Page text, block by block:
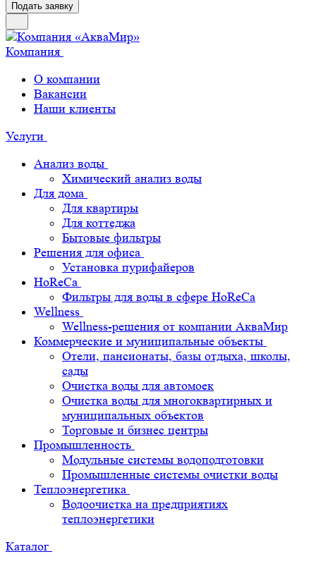
Подать заявку
Компания
О компании
Вакансии
Наши клиенты
Услуги
Анализ воды
Химический анализ воды
Для дома
Для квартиры
Для коттеджа
Бытовые фильтры
Решения для офиса
Установка пурифайеров
HoReCa
Фильтры для воды в сфере HoReCa
Wellness
Wellness-решения от компании АкваМир
Коммерческие и муниципальные объекты
Отели, пансионаты, базы отдыха, школы,
сады
Очистка воды для автомоек
Очистка воды для многоквартирных и
муниципальных объектов
Торговые и бизнес центры
Промышленность
Модульные системы водоподготовки
Промышленные системы очистки воды
Теплоэнергетика
Водоочистка на предприятиях
теплоэнергетики
Каталог